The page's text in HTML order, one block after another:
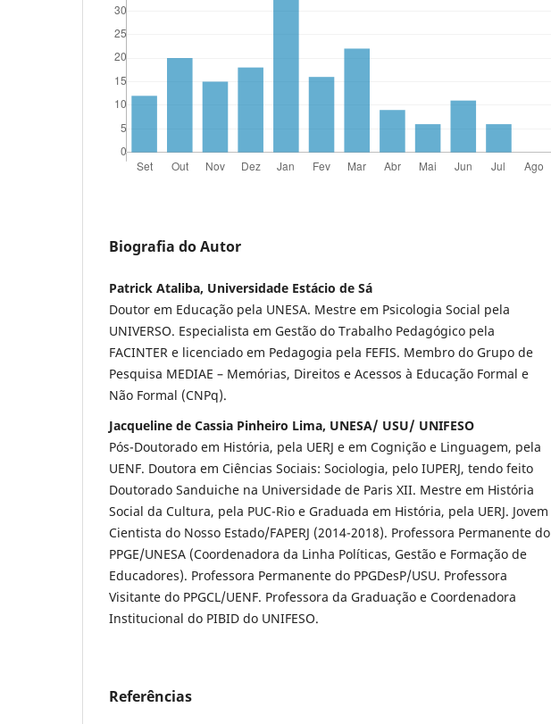
Biografia do Autor
Patrick Ataliba, Universidade Estácio de Sá
Doutor em Educação pela UNESA. Mestre em Psicologia Social pela
UNIVERSO. Especialista em Gestão do Trabalho Pedagógico pela
FACINTER e licenciado em Pedagogia pela FEFIS. Membro do Grupo de
Pesquisa MEDIAE – Memórias, Direitos e Acessos à Educação Formal e
Não Formal (CNPq).
Jacqueline de Cassia Pinheiro Lima, UNESA/ USU/ UNIFESO
Pós-Doutorado em História, pela UERJ e em Cognição e Linguagem, pela
UENF. Doutora em Ciências Sociais: Sociologia, pelo IUPERJ, tendo feito
Doutorado Sanduiche na Universidade de Paris XII. Mestre em História
Social da Cultura, pela PUC-Rio e Graduada em História, pela UERJ. Jovem
Cientista do Nosso Estado/FAPERJ (2014-2018). Professora Permanente do
PPGE/UNESA (Coordenadora da Linha Políticas, Gestão e Formação de
Educadores). Professora Permanente do PPGDesP/USU. Professora
Visitante do PPGCL/UENF. Professora da Graduação e Coordenadora
Institucional do PIBID do UNIFESO.
Referências